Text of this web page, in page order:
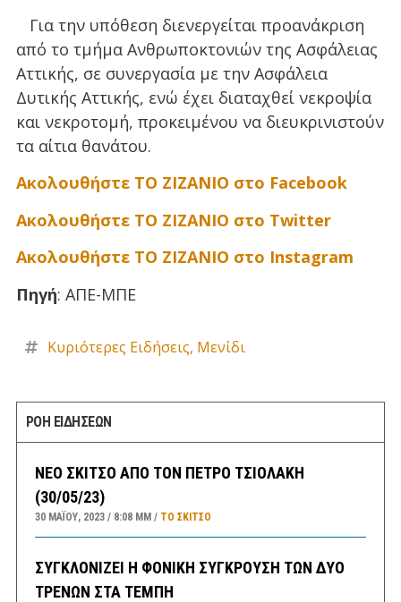
Για την υπόθεση διενεργείται προανάκριση
από το τμήμα Ανθρωποκτονιών της Ασφάλειας
Αττικής, σε συνεργασία με την Ασφάλεια
Δυτικής Αττικής, ενώ έχει διαταχθεί νεκροψία
και νεκροτομή, προκειμένου να διευκρινιστούν
τα αίτια θανάτου.
Ακολουθήστε ΤΟ ΖΙΖΑΝΙΟ στο Facebook
Ακολουθήστε ΤΟ ΖΙΖΑΝΙΟ στο Twitter
Ακολουθήστε ΤΟ ΖΙΖΑΝΙΟ στο Instagram
Πηγή: ΑΠΕ-ΜΠΕ
Κυριότερες Ειδήσεις, Μενίδι
ΡΟΗ ΕΙΔΗΣΕΩΝ
ΝΕΟ ΣΚΙΤΣΟ ΑΠΟ ΤΟΝ ΠΕΤΡΟ ΤΣΙΟΛΑΚΗ
(30/05/23)
30 ΜΑΪ́ΟΥ, 2023 8:08 ΜΜ ΤΟ ΣΚΊΤΣΟ
ΣΥΓΚΛΟΝΙΖΕΙ Η ΦΟΝΙΚΗ ΣΥΓΚΡΟΥΣΗ ΤΩΝ ΔΥΟ
ΤΡΕΝΩΝ ΣΤΑ ΤΕΜΠΗ